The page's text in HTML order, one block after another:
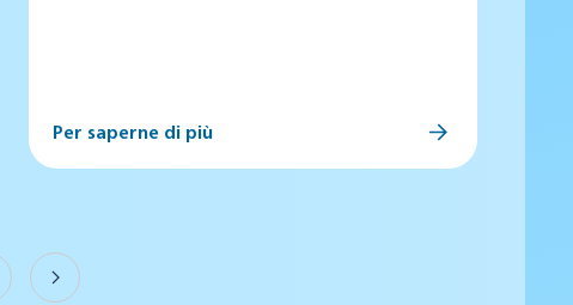
Per saperne di più